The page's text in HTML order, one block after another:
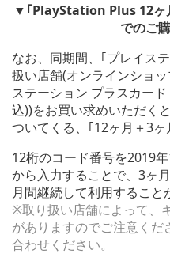
▼｢PlayStation Plus 12ヶ
でのご
なお、同期間、｢プレイス
扱い店舗(オンラインショ
ステーション プラスカー
込))をお買い求めいただく
ついてくる、｢12ヶ月＋3ヶ
12桁のコード番号を2019
から入力することで、3ヶ
月間継続して利用すること
※取り扱い店舗によって、
がありますのでご注意く
合わせください。